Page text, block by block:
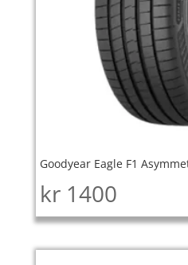
Goodyear Eagle F1
kr 1400